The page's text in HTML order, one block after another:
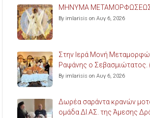
ΜΗΝΥΜΑ
By imlarisis on Αυγ 6, 2026
Στην Ιερά Μονή
Ραψάνης ο
By imlarisis on Αυγ 6, 2026
Δωρέα σαράντα κρανών
ομάδα ΔΙ.ΑΣ. της Άμεσης